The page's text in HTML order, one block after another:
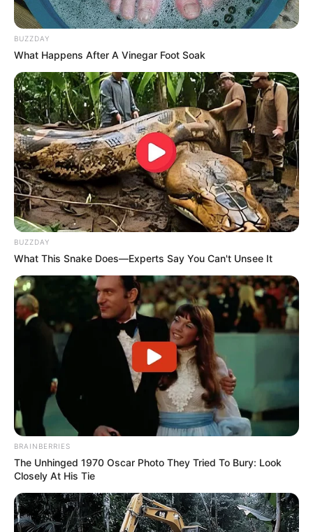
BUZZDAY
What Happens After A Vinegar Foot Soak
BUZZDAY
What This Snake Does—Experts Say You Can't Unsee It
BRAINBERRIES
The Unhinged 1970 Oscar Photo They Tried To Bury: Look
Closely At His Tie